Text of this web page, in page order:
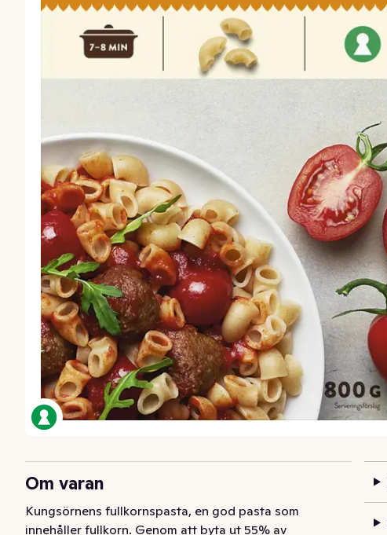
Om varan
Kungsörnens fullkornspasta, en god pasta som
innehåller fullkorn. Genom att byta ut 55% av